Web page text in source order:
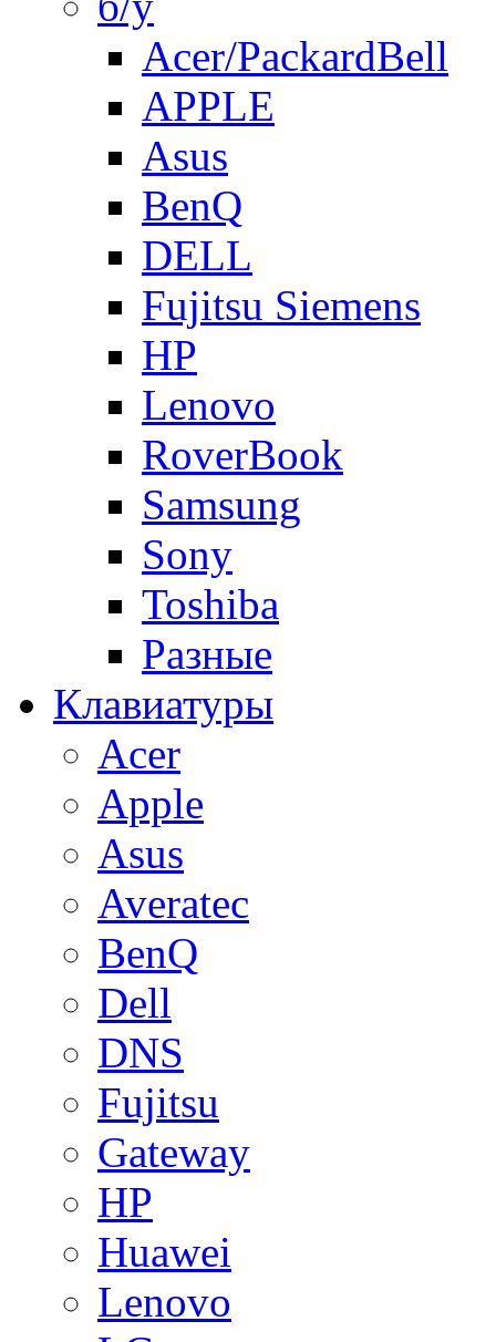
Acer/PackardBell
APPLE
Asus
BenQ
DELL
Fujitsu Siemens
HP
Lenovo
RoverBook
Samsung
Sony
Toshiba
Разные
Клавиатуры
Acer
Apple
Asus
Averatec
BenQ
Dell
DNS
Fujitsu
Gateway
HP
Huawei
Lenovo